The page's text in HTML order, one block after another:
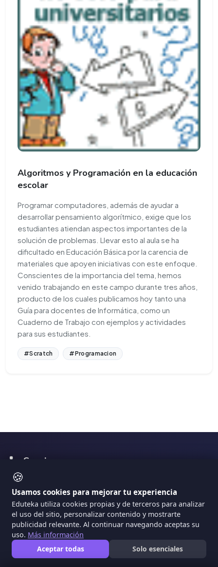
Algoritmos y Programación en la educación
escolar
Programar computadores, además de ayudar a
desarrollar pensamiento algorítmico, exige que los
estudiantes atiendan aspectos importantes de la
solución de problemas. Llevar esto al aula se ha
dificultado en Educación Básica por la carencia de
materiales que apoyen iniciativas con este enfoque.
Conscientes de la importancia del tema, hemos
venido trabajando en este campo durante tres años,
producto de los cuales publicamos hoy tanto una
Guía para docentes de Informática, como un
Cuaderno de Trabajo con ejemplos y actividades
para sus estudiantes.
#Scratch #Programacion
🍪
Usamos cookies para mejorar tu experiencia
Eduteka utiliza cookies propias y de terceros para analizar
el uso del sitio, personalizar contenido y mostrarte
publicidad relevante. Al continuar navegando aceptas su
uso. Más información
Aceptar todas
Solo esenciales
Secciones
Artículos
Módulos
Proyectos
Herramientas TIC